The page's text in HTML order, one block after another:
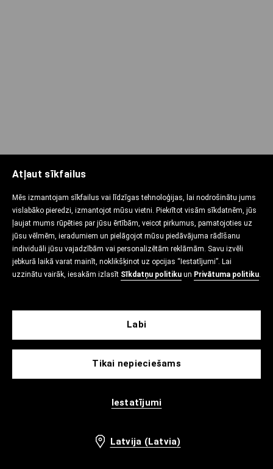
Atļaut sīkfailus
Mēs izmantojam sīkfailus vai līdzīgas tehnoloģijas, lai nodrošinātu jums
vislabāko pieredzi, izmantojot mūsu vietni. Piekrītot visām sīkdatnēm, jūs
ļaujat mums rūpēties par jūsu ērtībām, veicot pirkumus, pamatojoties uz
jūsu vēlmēm, ieradumiem un pielāgojot mūsu piedāvājuma rādīšanu
individuāli jūsu vajadzībām vai personalizētām reklāmām. Savu izvēli
jebkurā laikā varat mainīt, noklikšķinot uz opcijas “Iestatījumi”. Lai
uzzinātu vairāk, iesakām izlasīt Sīkdatņu politiku un Privātuma politiku.
Tikai nepieciešams
Iestatījumi
Labi
Latvija (Latvia)